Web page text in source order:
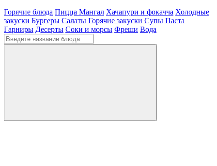
Горячие блюда Пицца Мангал Хачапури и фокачча Холодные
закуски Бургеры Салаты Горячие закуски Супы Паста
Гарниры Десерты Соки и морсы Фреши Вода